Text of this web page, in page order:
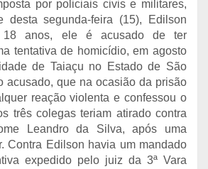
por policiais civis e militares,
desta segunda-feira (15), Edilson
anos, ele é acusado de ter
tentativa de homicídio, em agosto
de Taiaçu no Estado de São
acusado, que na ocasião da prisão
reação violenta e confessou o
três colegas teriam atirado contra
Leandro da Silva, após uma
Contra Edilson havia um mandado
expedido pelo juiz da 3ª Vara